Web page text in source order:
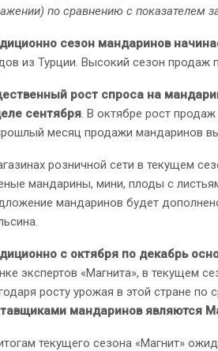
по сравнению с показателем
сезон мандаринов
из Турции. Высокий сезон продаж
рост спроса на
сентября. В октябре рост
месяц продажи мандаринов
розничной сети в текущем
мандарины, мини, плоды с
мандаринов будет
с октября по декабрь
экспертов «Магнита», в текущем
росту урожая в этой стране
мандаринов являются
текущего сезона «Магнит»